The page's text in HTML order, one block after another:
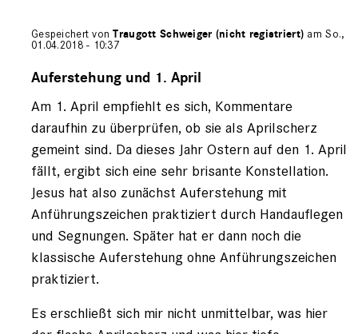
Gespeichert vonTraugott Schweiger (nicht registriert) am So.,
01.04.2018 - 10:37
auf
Paul
Haverkamp
registriert)
Auferstehung und 1. April
Am 1. April empfiehlt es sich, Kommentare
daraufhin zu überprüfen, ob sie als Aprilscherz
gemeint sind. Da dieses Jahr Ostern auf den 1. April
fällt, ergibt sich eine sehr brisante Konstellation.
Jesus hat also zunächst Auferstehung mit
Anführungszeichen praktiziert durch Handauflegen
und Segnungen. Später hat er dann noch die
klassische Auferstehung ohne Anführungszeichen
praktiziert.
Es erschließt sich mir nicht unmittelbar, was hier